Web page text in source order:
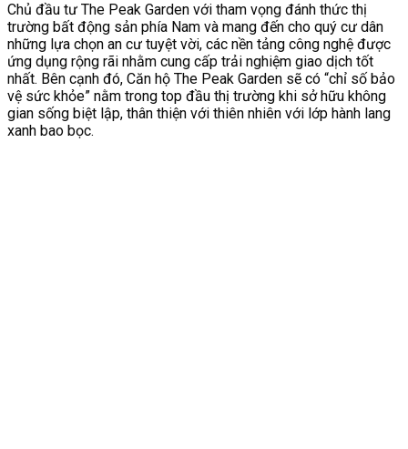
Chủ đầu tư The Peak Garden với tham vọng đánh thức thị
trường bất động sản phía Nam và mang đến cho quý cư dân
những lựa chọn an cư tuyệt vời, các nền tảng công nghệ được
ứng dụng rộng rãi nhằm cung cấp trải nghiệm giao dịch tốt
nhất. Bên cạnh đó, Căn hộ The Peak Garden sẽ có “chỉ số bảo
vệ sức khỏe” nằm trong top đầu thị trường khi sở hữu không
gian sống biệt lập, thân thiện với thiên nhiên với lớp hành lang
xanh bao bọc.